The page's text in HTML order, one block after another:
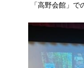
「高野会館」